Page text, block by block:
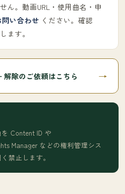
ん。動画URL・使用曲名・申
問い合わせ ください。確認
ます。
除のご依頼はこちら →
Content ID や
Manager などの権利管理シス
禁止します。